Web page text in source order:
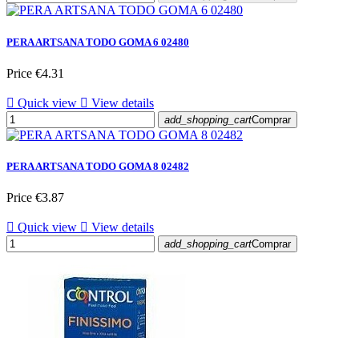
PERA ARTSANA TODO GOMA 6 02480
Price €4.31
 Quick view  View details
add_shopping_cartComprar
PERA ARTSANA TODO GOMA 8 02482
Price €3.87
 Quick view  View details
add_shopping_cartComprar